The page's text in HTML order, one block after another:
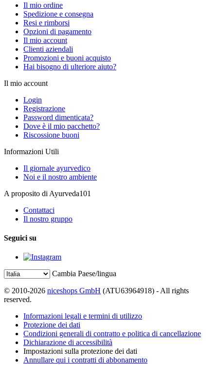
Il mio ordine
Spedizione e consegna
Resi e rimborsi
Opzioni di pagamento
Il mio account
Clienti aziendali
Promozioni e buoni acquisto
Hai bisogno di ulteriore aiuto?
Il mio account
Login
Registrazione
Password dimenticata?
Dove è il mio pacchetto?
Riscossione buoni
Informazioni Utili
Il giornale ayurvedico
Noi e il nostro ambiente
A proposito di Ayurveda101
Contattaci
Il nostro gruppo
Seguici su
Cambia Paese/lingua
© 2010-2026 niceshops GmbH (ATU63964918) - All rights
reserved.
Informazioni legali e termini di utilizzo
Protezione dei dati
Condizioni generali di contratto e politica di cancellazione
Dichiarazione di accessibilità
Impostazioni sulla protezione dei dati
Annullare qui i contratti di abbonamento